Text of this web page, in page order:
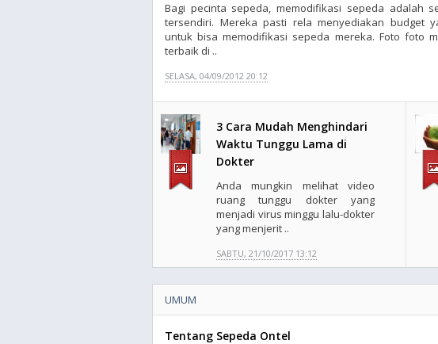
Bagi pecinta sepeda, memodifikasi sepeda adalah
tersendiri. Mereka pasti rela menyediakan budget
untuk bisa memodifikasi sepeda mereka. Foto foto
terbaik di ..
SELASA, 04/09/2012 20:12
3 Cara Mudah Menghindari
Waktu Tunggu Lama di
Dokter
Anda mungkin melihat video
ruang tunggu dokter yang
menjadi virus minggu lalu-dokter
yang menjerit ..
SABTU, 21/10/2017 13:12
UMUM
Tentang Sepeda Ontel